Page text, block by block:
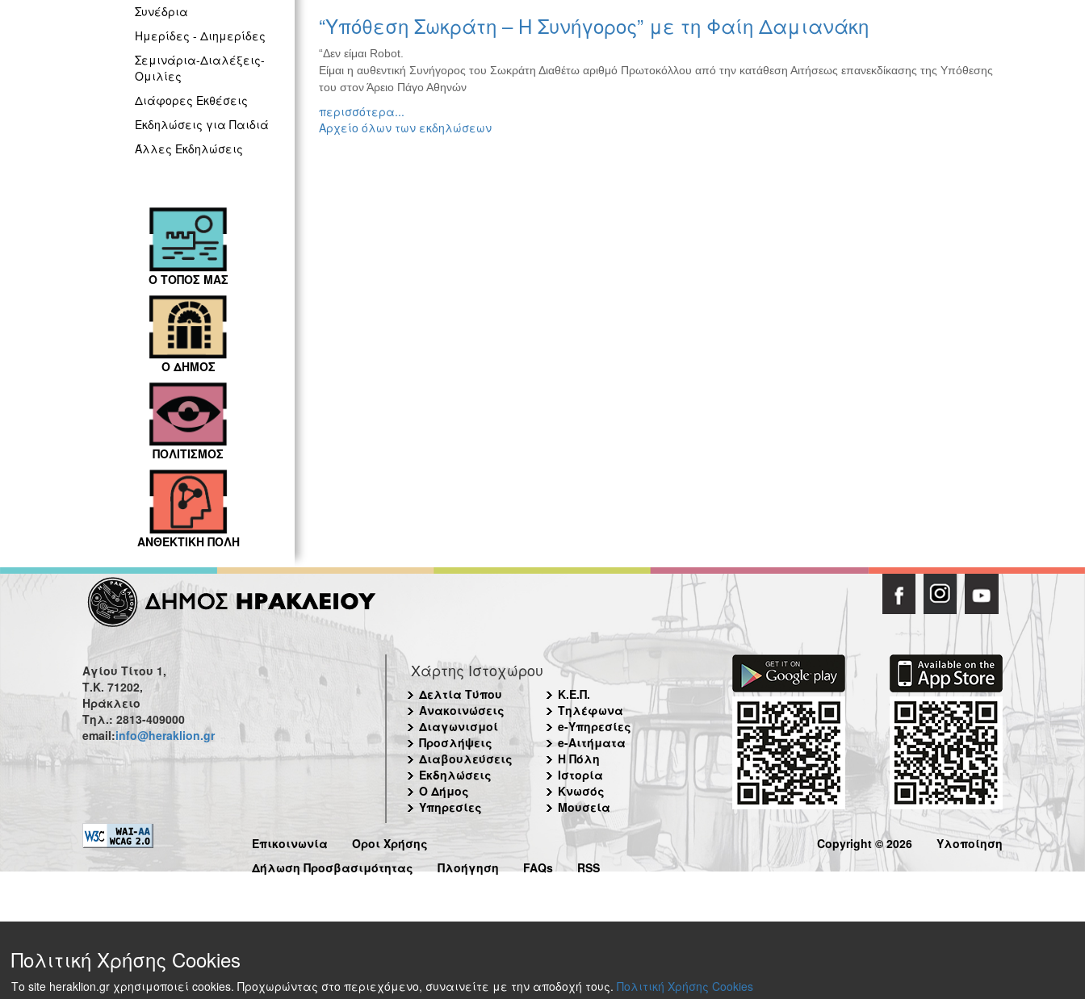
Συνέδρια
Ημερίδες - Διημερίδες
Σεμινάρια-Διαλέξεις-
Ομιλίες
Διάφορες Εκθέσεις
Εκδηλώσεις για Παιδιά
Άλλες Εκδηλώσεις
Ο ΤΟΠΟΣ ΜΑΣ
Ο ΔΗΜΟΣ
ΠΟΛΙΤΙΣΜΟΣ
ΑΝΘΕΚΤΙΚΗ ΠΟΛΗ
“Υπόθεση Σωκράτη – Η Συνήγορος” με τη Φαίη Δαμιανάκη
“Δεν είμαι Robot.
Είμαι η αυθεντική Συνήγορος του Σωκράτη Διαθέτω αριθμό Πρωτοκόλλου από την κατάθεση Αιτήσεως επανεκδίκασης της Υπόθεσης
του στον Άρειο Πάγο Αθηνών
περισσότερα...
Αρχείο όλων των εκδηλώσεων
Αγίου Τίτου 1,
Τ.Κ. 71202,
Ηράκλειο
Τηλ.: 2813-409000
email:info@heraklion.gr
Χάρτης Ιστοχώρου
Δελτία Τύπου
Ανακοινώσεις
Διαγωνισμοί
Προσλήψεις
Διαβουλεύσεις
Εκδηλώσεις
Ο Δήμος
Υπηρεσίες
Κ.Ε.Π.
Τηλέφωνα
e-Υπηρεσίες
e-Αιτήματα
Η Πόλη
Ιστορία
Κνωσός
Μουσεία
Επικοινωνία
Όροι Χρήσης
Δήλωση Προσβασιμότητας
Πλοήγηση FAQs RSS
Copyright © 2026 Υλοποίηση
Πολιτική Χρήσης Cookies
Το site heraklion.gr χρησιμοποιεί cookies. Προχωρώντας στο περιεχόμενο, συναινείτε με την αποδοχή τους. Πολιτική Χρήσης Cookies